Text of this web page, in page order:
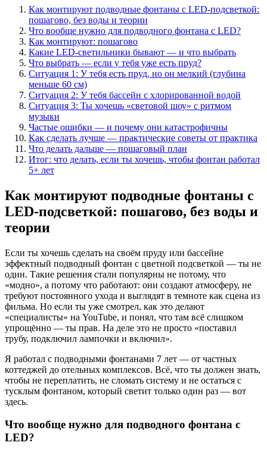
Как монтируют подводные фонтаны с LED-подсветкой:
пошагово, без воды и теории
Что вообще нужно для подводного фонтана с LED?
Как монтируют: пошагово
Какие LED-светильники бывают — и что выбрать
Что выбрать — если у тебя уже есть пруд?
Ситуация 1: У тебя есть пруд, но он мелкий (глубина
меньше 60 см)
Ситуация 2: У тебя бассейн с хлорированной водой
Ситуация 3: Ты хочешь «световой шоу» с ритмом
музыки
Частые ошибки — и почему они катастрофичны
Как сделать лучше — практические советы от практика
Что делать дальше — пошаговый план
Итог: что делать, если ты хочешь, чтобы фонтан работал
5+ лет
Как монтируют подводные фонтаны с
LED-подсветкой: пошагово, без воды и
теории
Если ты хочешь сделать на своём пруду или бассейне
эффектный подводный фонтан с цветной подсветкой — ты не
один. Такие решения стали популярны не потому, что
«модно», а потому что работают: они создают атмосферу, не
требуют постоянного ухода и выглядят в темноте как сцена из
фильма. Но если ты уже смотрел, как это делают
«специалисты» на YouTube, и понял, что там всё слишком
упрощённо — ты прав. На деле это не просто «поставил
трубу, подключил лампочки и включил».
Я работал с подводными фонтанами 7 лет — от частных
коттеджей до отельных комплексов. Всё, что ты должен знать,
чтобы не переплатить, не сломать систему и не остаться с
тусклым фонтаном, который светит только один раз — вот
здесь.
Что вообще нужно для подводного фонтана с
LED?